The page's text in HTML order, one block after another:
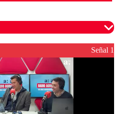
para garantizar un
respetuoso.
Señal 1